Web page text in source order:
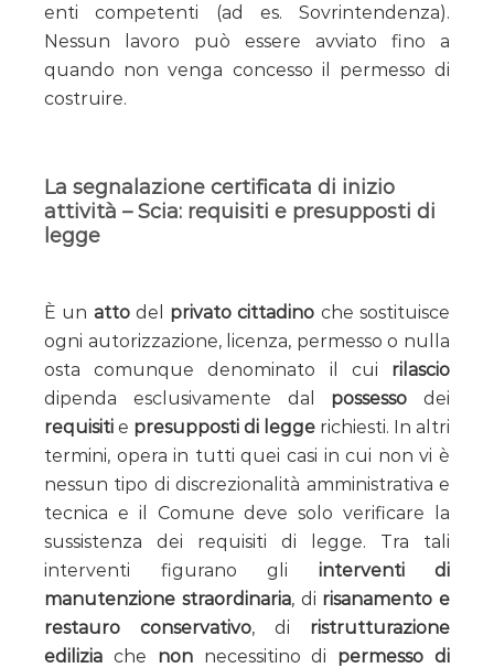
enti competenti (ad es. Sovrintendenza).
Nessun lavoro può essere avviato fino a
quando non venga concesso il permesso di
costruire.
La segnalazione certificata di inizio
attività – Scia: requisiti e presupposti di
legge
È un attodel privato cittadino che sostituisce
ogni autorizzazione, licenza, permesso o nulla
osta comunque denominato il cui rilascio
dipenda esclusivamente dal possesso dei
requisiti e presupposti di legge richiesti. In altri
termini, opera in tutti quei casi in cui non vi è
nessun tipo di discrezionalità amministrativa e
tecnica e il Comune deve solo verificare la
sussistenza dei requisiti di legge. Tra tali
interventi figurano gli interventi di
manutenzione straordinaria, di risanamento e
restauro conservativo, di ristrutturazione
edilizia che nonnecessitino di permesso di